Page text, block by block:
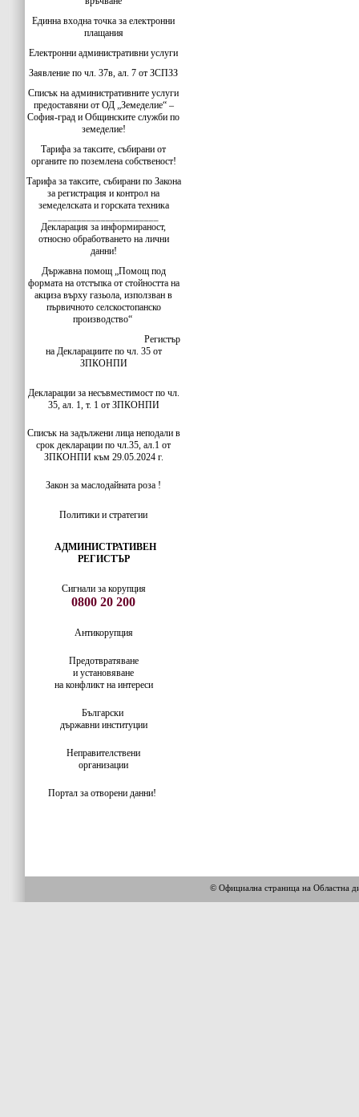
Единна входна точка за електронни
плащания
Електронни административни услуги
Заявление по чл. 37в, ал. 7 от ЗСПЗЗ
Списък на административните услуги
предоставяни от ОД „Земеделие“ –
София-град и Общинските служби по
земеделие!
Тарифа за таксите, събирани от
органите по поземлена собственост!
Тарифа за таксите, събирани по Закона
за регистрация и контрол на
земеделската и горската техника
Декларация за информираност,
относно обработването на лични
данни!
Държавна помощ „Помощ под
формата на отстъпка от стойността на
акциза върху газьола, използван в
първичното селскостопанско
производство“
Регистър
на Декларациите по чл. 35 от
ЗПКОНПИ
Декларации за несъвместимост по чл.
35, ал. 1, т. 1 от ЗПКОНПИ
Списък на задължени лица неподали в
срок декларации по чл.35, ал.1 от
ЗПКОНПИ към 29.05.2024 г.
Закон за маслодайната роза !
Политики и стратегии
АДМИНИСТРАТИВЕН
РЕГИСТЪР
Сигнали за корупция
0800 20 200
Антикорупция
Предотвратяване
и установяване
на конфликт на интереси
Български
държавни институции
Неправителствени
организации
Портал за отворени данни!
© Официална страница на